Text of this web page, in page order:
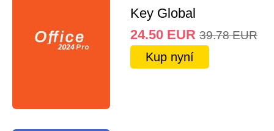
Key Global
24.50 EUR 39.78 EUR
Kup nyní